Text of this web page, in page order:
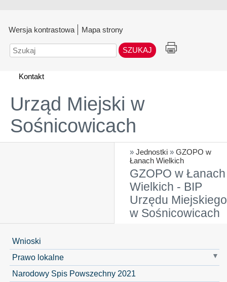
Wersja kontrastowa Mapa strony
Szukaj
Kontakt
Urząd Miejski w
Sośnicowicach
» Jednostki » GZOPO w
Łanach Wielkich
GZOPO w Łanach
Wielkich - BIP
Urzędu Miejskiego
w Sośnicowicach
Wnioski
Prawo lokalne
Narodowy Spis Powszechny 2021